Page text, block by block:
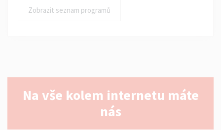
Zobrazit seznam programů
Na vše kolem internetu máte
nás